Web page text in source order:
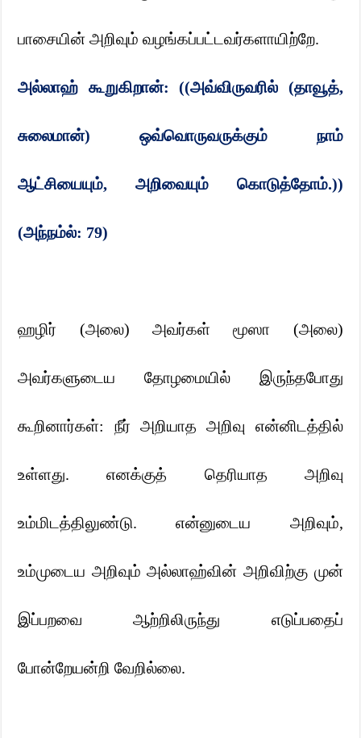
பாசையின் அறிவும் வழங்கப்பட்டவர்களாயிற்றே.
அல்லாஹ் கூறுகிறான்: ((அவ்விருவரில் (தாவூத்,
சுலைமான்) ஒவ்வொருவருக்கும் நாம்
ஆட்சியையும், அறிவையும் கொடுத்தோம்.))
(அந்நம்ல்: 79)
ஹழிர் (அலை) அவர்கள் மூஸா (அலை)
அவர்களுடைய தோழமையில் இருந்தபோது
கூறினார்கள்: நீர் அறியாத அறிவு என்னிடத்தில்
உள்ளது. எனக்குத் தெரியாத அறிவு
உம்மிடத்திலுண்டு. என்னுடைய அறிவும்,
உம்முடைய அறிவும் அல்லாஹ்வின் அறிவிற்கு முன்
இப்பறவை ஆற்றிலிருந்து எடுப்பதைப்
போன்றேயன்றி வேறில்லை.